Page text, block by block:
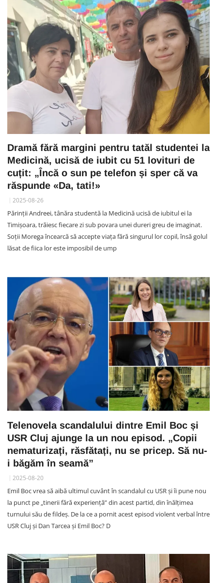
Dramă fără margini pentru tatăl studentei la
Medicină, ucisă de iubit cu 51 lovituri de
cuțit: „Încă o sun pe telefon și sper că va
răspunde «Da, tati!»
2025-08-26
Părinții Andreei, tânăra studentă la Medicină ucisă de iubitul ei la
Timișoara, trăiesc fiecare zi sub povara unei dureri greu de imaginat.
Soții Morega încearcă să accepte viața fără singurul lor copil, însă golul
lăsat de fiica lor este imposibil de ump
Telenovela scandalului dintre Emil Boc și
USR Cluj ajunge la un nou episod. „Copii
nematurizați, răsfătați, nu se pricep. Să nu-
i băgăm în seamă”
2025-08-20
Emil Boc vrea să aibă ultimul cuvânt în scandalul cu USR și îi pune nou
la punct pe „tinerii fără experiență” din acest partid, din înălțimea
turnului său de fildeș. De la ce a pornit acest episod violent verbal între
USR Cluj și Dan Tarcea și Emil Boc? D